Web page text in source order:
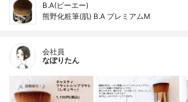
B.A(ビーエー)
熊野化粧筆(肌) B.A プレミアムM
会社員
なぽりたん